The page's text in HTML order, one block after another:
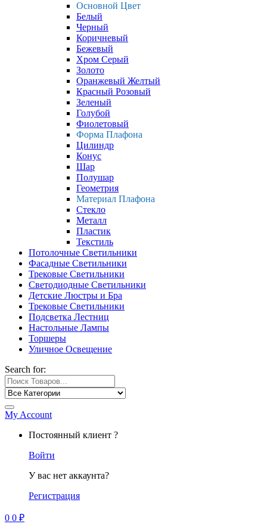
Основной Цвет
Белый
Черный
Коричневый
Бежевый
Хром Серый
Золото
Оранжевый Желтый
Красный Розовый
Зеленый
Голубой
Фиолетовый
Форма Плафона
Цилиндр
Конус
Шар
Полушар
Геометрия
Материал Плафона
Стекло
Металл
Пластик
Текстиль
Потолочные Светильники
Фасадные Светильники
Трековые Светильники
Светодиодные Светильники
Детские Люстры и Бра
Трековые Светильники
Подсветка Лестниц
Настольные Лампы
Торшеры
Уличное Освещение
Search for:
My Account
Постоянный клиент ?
Войти
У вас нет аккаунта?
Регистрация
0 0 ₽